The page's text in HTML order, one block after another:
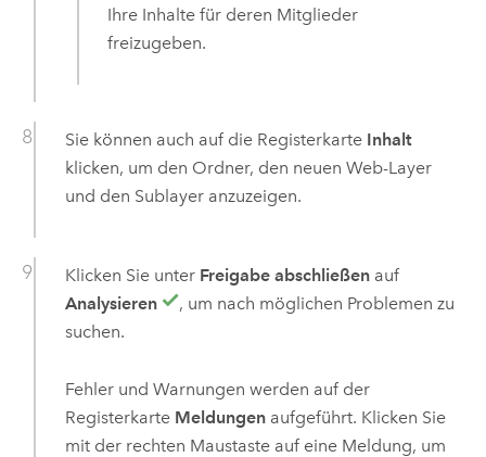
Ihre Inhalte für deren Mitglieder
freizugeben.
Sie können auch auf die Registerkarte Inhalt
klicken, um den Ordner, den neuen Web-Layer
und den Sublayer anzuzeigen.
Klicken Sie unter Freigabe abschließenauf
Analysieren
, um nach möglichen Problemen zu
suchen.
Fehler und Warnungen werden auf der
Registerkarte Meldungenaufgeführt. Klicken Sie
mit der rechten Maustaste auf eine Meldung, um